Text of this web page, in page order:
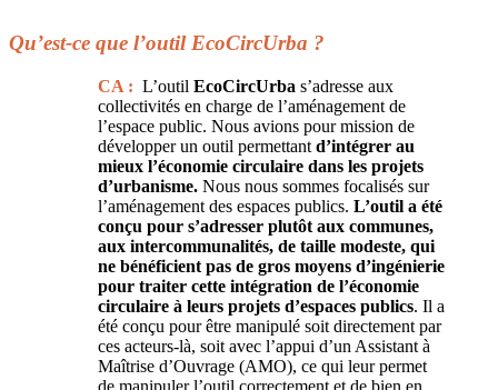
Qu’est-ce que l’outil EcoCircUrba ?
CA : L’outil EcoCircUrba s’adresse aux
collectivités en charge de l’aménagement de
l’espace public. Nous avions pour mission de
développer un outil permettant d’intégrer au
mieux l’économie circulaire dans les projets
d’urbanisme. Nous nous sommes focalisés sur
l’aménagement des espaces publics. L’outil a été
conçu pour s’adresser plutôt aux communes,
aux intercommunalités, de taille modeste, qui
ne bénéficient pas de gros moyens d’ingénierie
pour traiter cette intégration de l’économie
circulaire à leurs projets d’espaces publics. Il a
été conçu pour être manipulé soit directement par
ces acteurs-là, soit avec l’appui d’un Assistant à
Maîtrise d’Ouvrage (AMO), ce qui leur permet
de manipuler l’outil correctement et de bien en